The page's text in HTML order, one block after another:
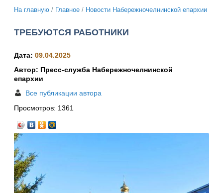
На главную / Главное / Новости Набережночелнинской епархии
ТРЕБУЮТСЯ РАБОТНИКИ
Дата: 09.04.2025
Автор: Пресс-служба Набережночелнинской
епархии
Все публикации автора
Просмотров: 1361